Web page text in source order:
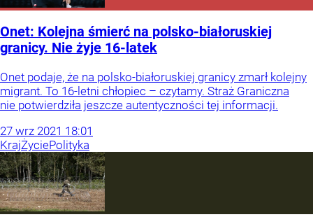
Onet: Kolejna śmierć na polsko-białoruskiej
granicy. Nie żyje 16-latek
Onet podaje, że na polsko-białoruskiej granicy zmarł kolejny
migrant. To 16-letni chłopiec – czytamy. Straż Graniczna
nie potwierdziła jeszcze autentyczności tej informacji.
27 wrz 2021 18:01
KrajŻyciePolityka